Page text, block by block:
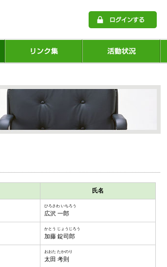
氏名
ひろさわ いちろう
広沢 一郎
かとう じょうじろう
加藤 錠司郎
おおた たかのり
太田 考則